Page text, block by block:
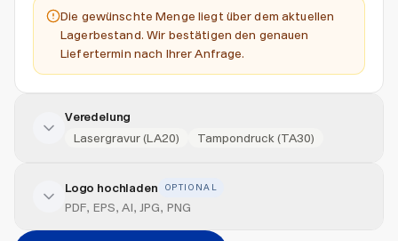
Die gewünschte Menge liegt über dem aktuellen
Lagerbestand. Wir bestätigen den genauen
Liefertermin nach Ihrer Anfrage.
Veredelung
Lasergravur (LA20)
Tampondruck (TA30)
Veredelung hinzufügen
Veredelungsart
Logo hochladen OPTIONAL
PDF, EPS, AI, JPG, PNG